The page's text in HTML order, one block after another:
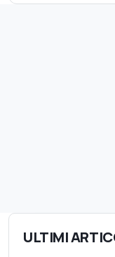
ULTIMI